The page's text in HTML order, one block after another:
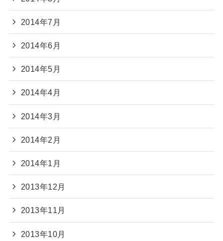
2014年7月
2014年6月
2014年5月
2014年4月
2014年3月
2014年2月
2014年1月
2013年12月
2013年11月
2013年10月